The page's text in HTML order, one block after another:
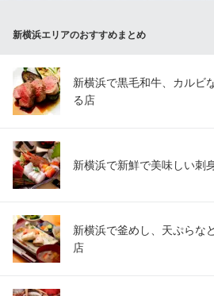
極上和牛焼肉×夜景個室
神奈川県横浜市港北区新横浜2-5-17 GEMS新横浜
新横浜エリアのおすすめまとめ
新横浜で黒毛和牛、カルビ
る店
新横浜で新鮮で美味しい刺
新横浜で釜めし、天ぷらな
店